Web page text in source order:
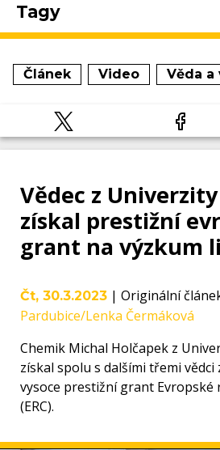
Tagy
Článek Video Věda a
Vědec z
získal prestižní
grant na výzkum
Čt, 30.3.2023 | Originální
Pardubice/Lenka Čermáková
Chemik Michal Holčapek z
získal spolu s dalšími třemi vědci
vysoce prestižní grant Evropské
(ERC).